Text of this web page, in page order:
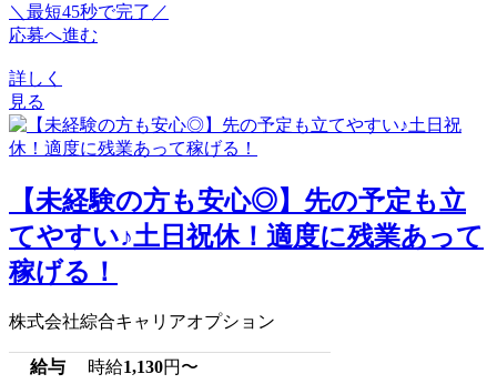
＼最短45秒で完了／
応募へ進む
詳しく
見る
【未経験の方も安心◎】先の予定も立
てやすい♪土日祝休！適度に残業あって
稼げる！
株式会社綜合キャリアオプション
給与 時給1,130円〜